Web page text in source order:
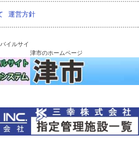
運営方針
イルサイ
津市のホームページ